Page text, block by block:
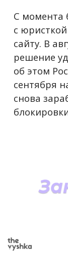
С момента
с
сайту. В
решение
об этом
сентября
снова